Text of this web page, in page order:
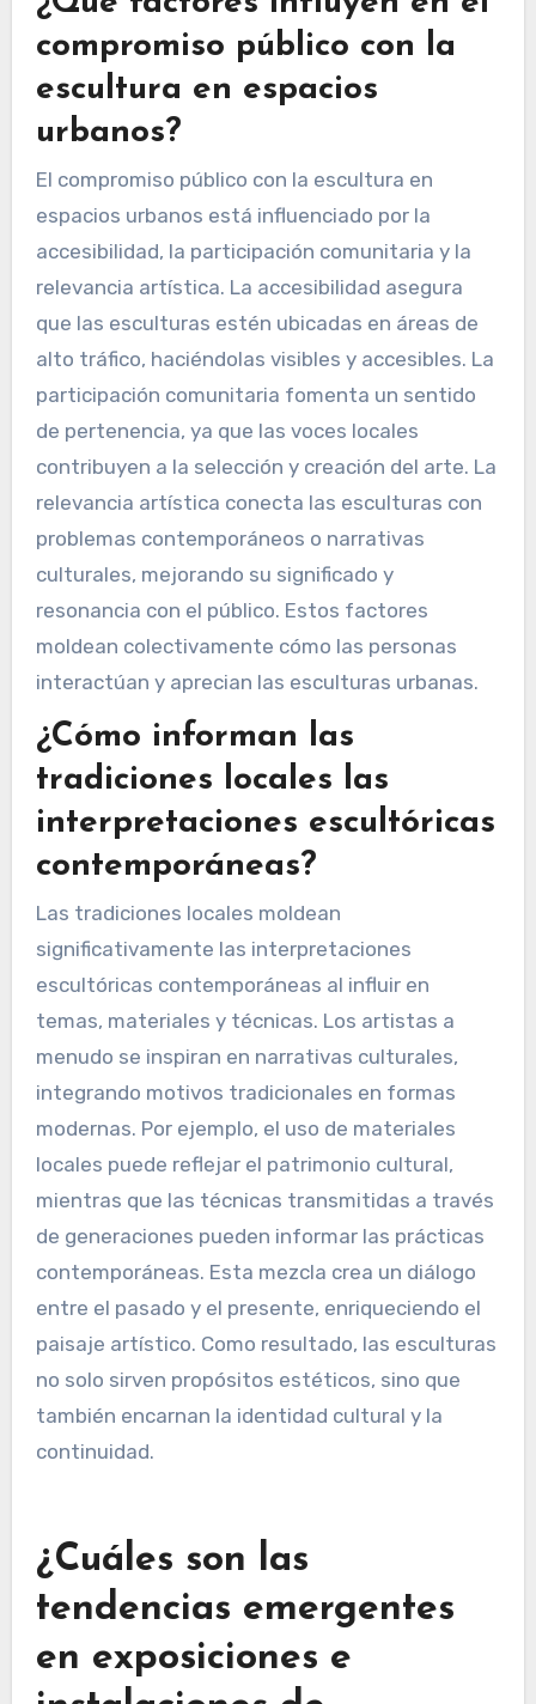
puede crear esculturas únicas que resuenan
profundamente con narrativas culturales
específicas. Comprender estas diferencias
mejora la apreciación del diverso paisaje de la
¿Qué factores influyen en el
compromiso público con la
escultura en espacios
urbanos?
El compromiso público con la escultura en
espacios urbanos está influenciado por la
accesibilidad, la participación comunitaria y la
relevancia artística. La accesibilidad asegura
que las esculturas estén ubicadas en áreas de
alto tráfico, haciéndolas visibles y accesibles. La
participación comunitaria fomenta un sentido
de pertenencia, ya que las voces locales
contribuyen a la selección y creación del arte. La
problemas contemporáneos o narrativas
culturales, mejorando su significado y
resonancia con el público. Estos factores
moldean colectivamente cómo las personas
¿Cómo informan las
tradiciones locales las
interpretaciones escultóricas
contemporáneas?
Las tradiciones locales moldean
significativamente las interpretaciones
escultóricas contemporáneas al influir en
temas, materiales y técnicas. Los artistas a
menudo se inspiran en narrativas culturales,
integrando motivos tradicionales en formas
modernas. Por ejemplo, el uso de materiales
locales puede reflejar el patrimonio cultural,
mientras que las técnicas transmitidas a través
de generaciones pueden informar las prácticas
paisaje artístico. Como resultado, las esculturas
no solo sirven propósitos estéticos, sino que
también encarnan la identidad cultural y la
continuidad.